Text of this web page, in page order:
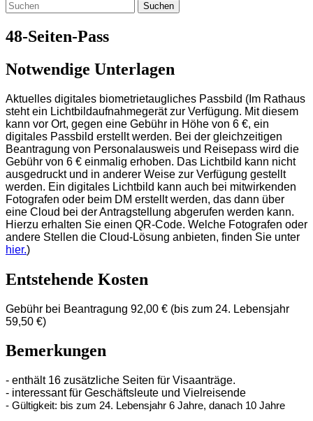
Suchen
48-Seiten-Pass
Notwendige Unterlagen
Aktuelles digitales biometrietaugliches Passbild (Im Rathaus
steht ein Lichtbildaufnahmegerät zur Verfügung. Mit diesem
kann vor Ort, gegen eine Gebühr in Höhe von 6 €, ein
digitales Passbild erstellt werden. Bei der gleichzeitigen
Beantragung von Personalausweis und Reisepass wird die
Gebühr von 6 € einmalig erhoben. Das Lichtbild kann nicht
ausgedruckt und in anderer Weise zur Verfügung gestellt
werden. Ein digitales Lichtbild kann auch bei mitwirkenden
Fotografen oder beim DM erstellt werden, das dann über
eine Cloud bei der Antragstellung abgerufen werden kann.
Hierzu erhalten Sie einen QR-Code. Welche Fotografen oder
andere Stellen die Cloud-Lösung anbieten, finden Sie unter
hier.)
Entstehende Kosten
Gebühr bei Beantragung 92,00 € (bis zum 24. Lebensjahr
59,50 €)
Bemerkungen
- enthält 16 zusätzliche Seiten für Visaanträge.
- interessant für Geschäftsleute und Vielreisende
- Gültigkeit: bis zum 24. Lebensjahr 6 Jahre, danach 10 Jahre